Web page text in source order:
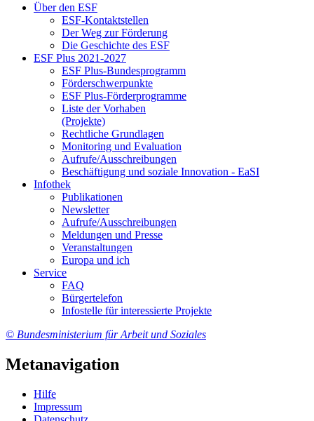
Über den ESF
ESF-Kon­takt­stel­len
Der Weg zur För­de­rung
Die Ge­schich­te des ESF
ESF Plus 2021-2027
ESF Plus-Bun­des­pro­gramm
För­der­schwer­punk­te
ESF Plus-För­der­pro­gram­me
Lis­te der Vor­ha­ben
(Pro­jek­te)
Recht­li­che Grund­la­gen
Mo­ni­to­ring und Eva­lua­ti­on
Auf­ru­fe/Aus­schrei­bun­gen
Be­schäf­ti­gung und so­zia­le In­no­va­ti­on - Ea­SI
In­fo­thek
Pu­bli­ka­tio­nen
Newslet­ter
Auf­ru­fe/Aus­schrei­bun­gen
Mel­dun­gen und Pres­se
Ver­an­stal­tun­gen
Eu­ro­pa und ich
Ser­vice
FAQ
Bür­ger­te­le­fon
In­fo­stel­le für in­ter­es­sier­te Pro­jek­te
© Bundesministerium für Arbeit und Soziales
Metanavigation
Hil­fe
Im­pres­s­um